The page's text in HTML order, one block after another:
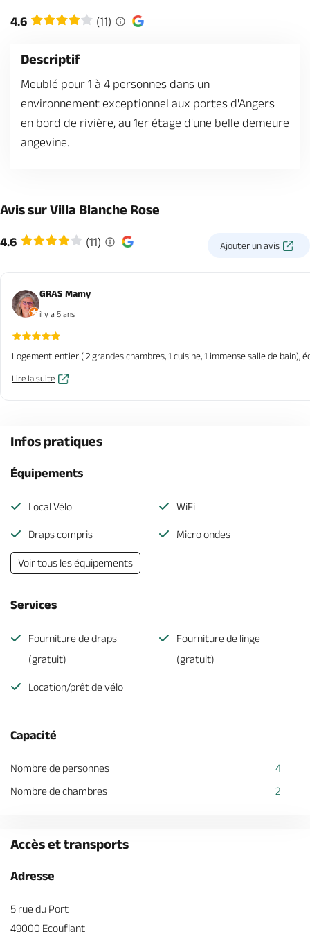
Brochures & Cartes Offices de tourisme Comment venir ? Ecrivez-nous
4.6 (11)
Descriptif
Meublé pour 1 à 4 personnes dans un
environnement exceptionnel aux portes d'Angers
en bord de rivière, au 1er étage d'une belle demeure
angevine.
Avis sur Villa Blanche Rose
4.6 (11) Ajouter un avis
GRAS Mamy
il y a 5 ans
Logement entier ( 2 grandes chambres, 1 cuisine, 1 immense salle de
Lire la suite
Infos pratiques
Équipements
Local Vélo WiFi
Draps compris Micro ondes
Voir tous les équipements
Services
Fourniture de draps
(gratuit)
Fourniture de linge
(gratuit)
Location/prêt de vélo
Capacité
Nombre de personnes
4
Nombre de chambres
2
Accès et transports
Adresse
5 rue du Port
49000 Ecouflant